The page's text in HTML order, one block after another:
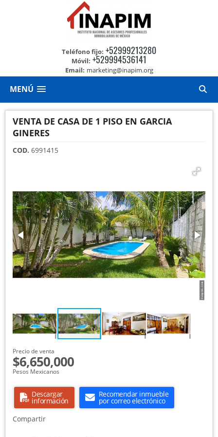
Teléfono fijo: +52999213280
Móvil: +529994536141
Email: marketing@inapim.org
MENÚ
VENTA DE CASA DE 1 PISO EN GARCIA
GINERES
COD. 6991415
Precio de venta
$6,650,000
Pesos Mexicanos
Descargar
información
Recomendar inmueble
por correo electrónico
Compartir